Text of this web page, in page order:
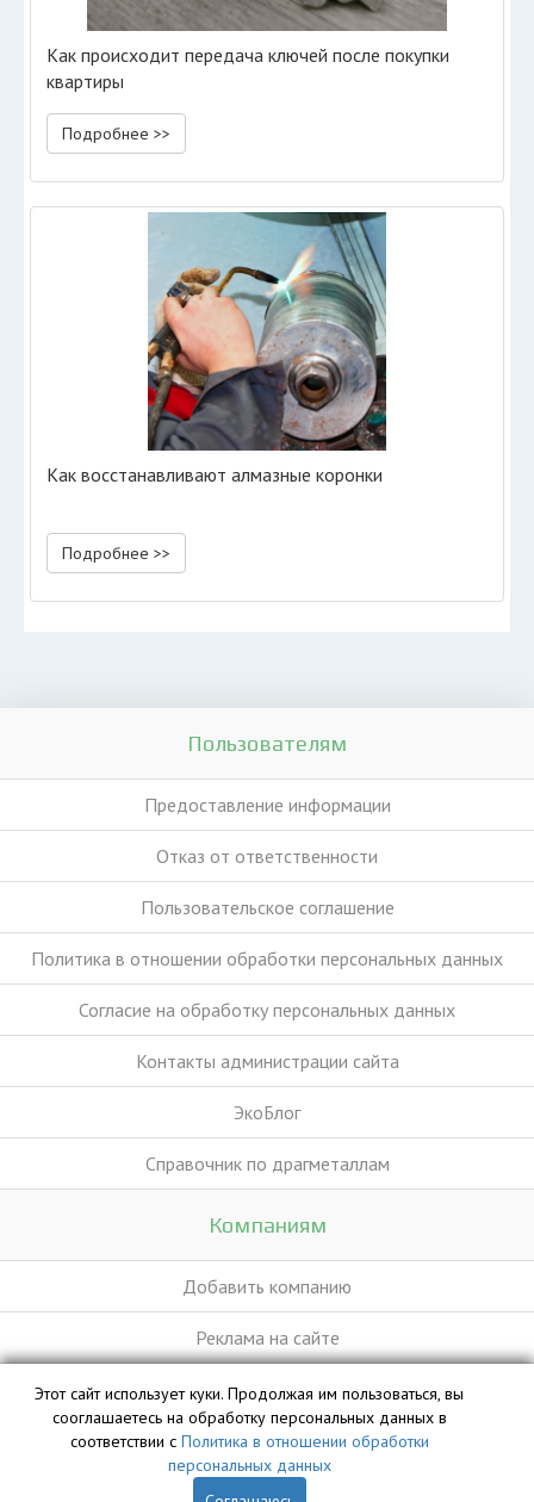
Как происходит передача ключей после покупки
квартиры
Подробнее >>
Как восстанавливают алмазные коронки
Подробнее >>
Пользователям
Предоставление информации
Отказ от ответственности
Пользовательское соглашение
Политика в отношении обработки персональных данных
Согласие на обработку персональных данных
Контакты администрации сайта
ЭкоБлог
Справочник по драгметаллам
Компаниям
Добавить компанию
Реклама на сайте
База данных сайта vyvoz.org является интеллектуальной
собственностью ООО «Профит» и охраняется законом.
Этот сайт использует куки. Продолжая им пользоваться, вы
сооглашаетесь на обработку персональных данных в
соответствии с Политика в отношении обработки
персональных данных